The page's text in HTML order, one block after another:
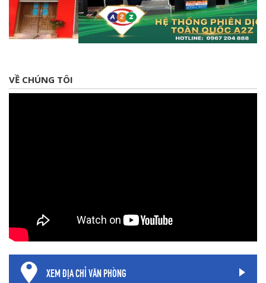
VỀ CHÚNG TÔI
XEM ĐỊA CHỈ VĂN PHÒNG